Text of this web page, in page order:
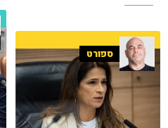
ספורט